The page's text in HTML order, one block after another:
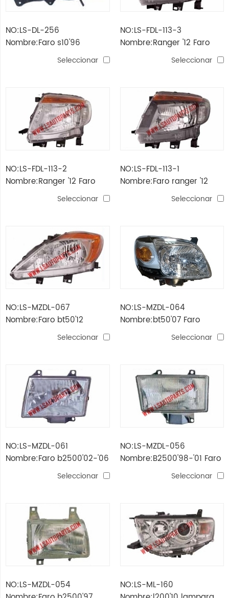
NO:LS-DL-256
Nombre:Faro s10'96
Seleccionar
NO:LS-FDL-113-3
Nombre:Ranger '12 Faro
eléctrica negroSeleccionar
NO:LS-FDL-113-2
Nombre:Ranger '12 Faro
Seleccionar
NO:LS-FDL-113-1
Nombre:Faro ranger '12
Seleccionar
NO:LS-MZDL-067
Nombre:Faro bt50'12
Seleccionar
NO:LS-MZDL-064
Nombre:bt50'07 Faro
Seleccionar
NO:LS-MZDL-061
Nombre:Faro b2500'02-'06
Seleccionar
NO:LS-MZDL-056
Nombre:B2500'98-'01 Faro
Seleccionar
NO:LS-MZDL-054
NO:LS-ML-160